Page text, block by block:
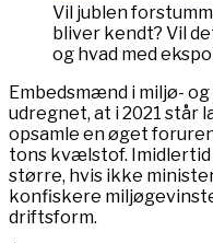
Vil jublen
bliver kendt? Vil
og hvad med
Embedsmænd i miljø-
udregnet, at i 2021 står
opsamle en øget
tons kvælstof.
større, hvis ikke
konfiskere
driftsform.